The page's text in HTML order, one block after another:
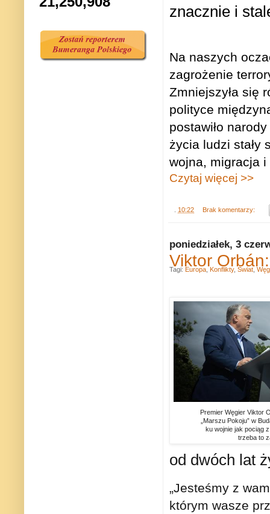
znacznie i
Na naszych
zagrożenie
Zmniejszyła się
polityce
postawiło
życia ludzi stały
wojna, migracja
Czytaj więcej >>
10:22 Brak komentarzy:
poniedziałek, 3
Viktor
Premier Węgier Viktor
„Marszu Pokoju” w
ku wojnie jak pociąg
trzeba to
od dwóch lat
„Jesteśmy z
którym wasze
Tagi: Europa Konflikty, Świat